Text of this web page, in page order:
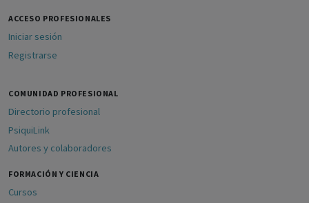
ACCESO PROFESIONALES
Iniciar sesión
Registrarse
COMUNIDAD PROFESIONAL
Directorio profesional
PsiquiLink
Autores y colaboradores
FORMACIÓN Y CIENCIA
Cursos